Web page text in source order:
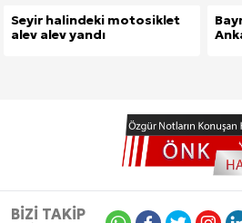
Seyir halindeki motosiklet
alev alev yandı
BİZİ TAKİP